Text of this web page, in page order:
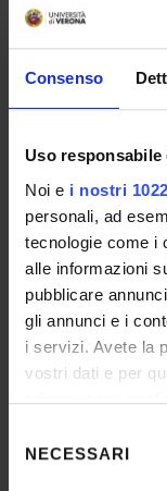
Consenso
Uso responsabile
Noi e i nostri
personali, ad
tecnologie come i
alle informazioni
pubblicare
gli annunci e i
i servizi. Avete la
vostri dati e per
privacy sono
modificare o
momento dalla
delNECESSARI
2026
Visiting
Mobilità
Date